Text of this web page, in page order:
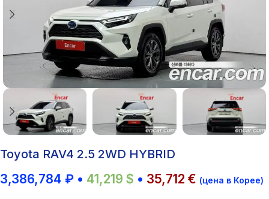
Toyota RAV4 2.5 2WD HYBRID
3,386,784 ₽ • 41,219 $ • 35,712 € (цена в Корее)